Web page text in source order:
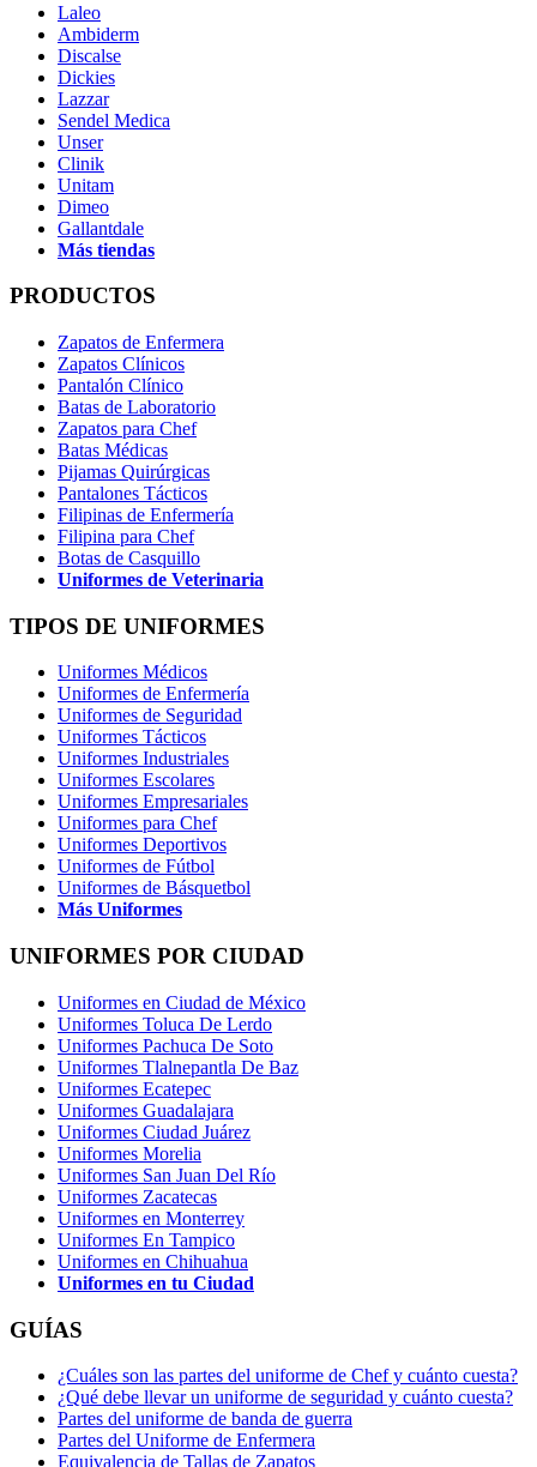
Laleo
Ambiderm
Discalse
Dickies
Lazzar
Sendel Medica
Unser
Clinik
Unitam
Dimeo
Gallantdale
Más tiendas
PRODUCTOS
Zapatos de Enfermera
Zapatos Clínicos
Pantalón Clínico
Batas de Laboratorio
Zapatos para Chef
Batas Médicas
Pijamas Quirúrgicas
Pantalones Tácticos
Filipinas de Enfermería
Filipina para Chef
Botas de Casquillo
Uniformes de Veterinaria
TIPOS DE UNIFORMES
Uniformes Médicos
Uniformes de Enfermería
Uniformes de Seguridad
Uniformes Tácticos
Uniformes Industriales
Uniformes Escolares
Uniformes Empresariales
Uniformes para Chef
Uniformes Deportivos
Uniformes de Fútbol
Uniformes de Básquetbol
Más Uniformes
UNIFORMES POR CIUDAD
Uniformes en Ciudad de México
Uniformes Toluca De Lerdo
Uniformes Pachuca De Soto
Uniformes Tlalnepantla De Baz
Uniformes Ecatepec
Uniformes Guadalajara
Uniformes Ciudad Juárez
Uniformes Morelia
Uniformes San Juan Del Río
Uniformes Zacatecas
Uniformes en Monterrey
Uniformes En Tampico
Uniformes en Chihuahua
Uniformes en tu Ciudad
GUÍAS
¿Cuáles son las partes del uniforme de Chef y cuánto cuesta?
¿Qué debe llevar un uniforme de seguridad y cuánto cuesta?
Partes del uniforme de banda de guerra
Partes del Uniforme de Enfermera
Equivalencia de Tallas de Zapatos